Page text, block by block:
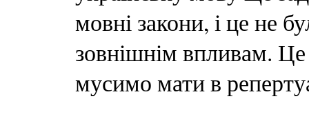
мовні закони, і це не
зовнішнім впливам.
мусимо мати в